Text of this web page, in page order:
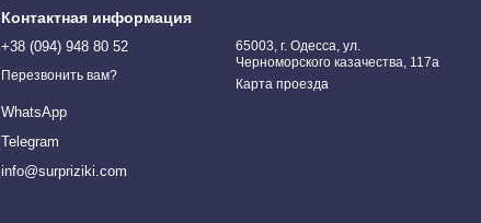
Контактная информация
+38 (094) 948 80 52
Перезвонить вам?
WhatsApp
Telegram
info@surpriziki.com
65003, г. Одесса, ул.
Черноморского казачества, 117а
Карта проезда